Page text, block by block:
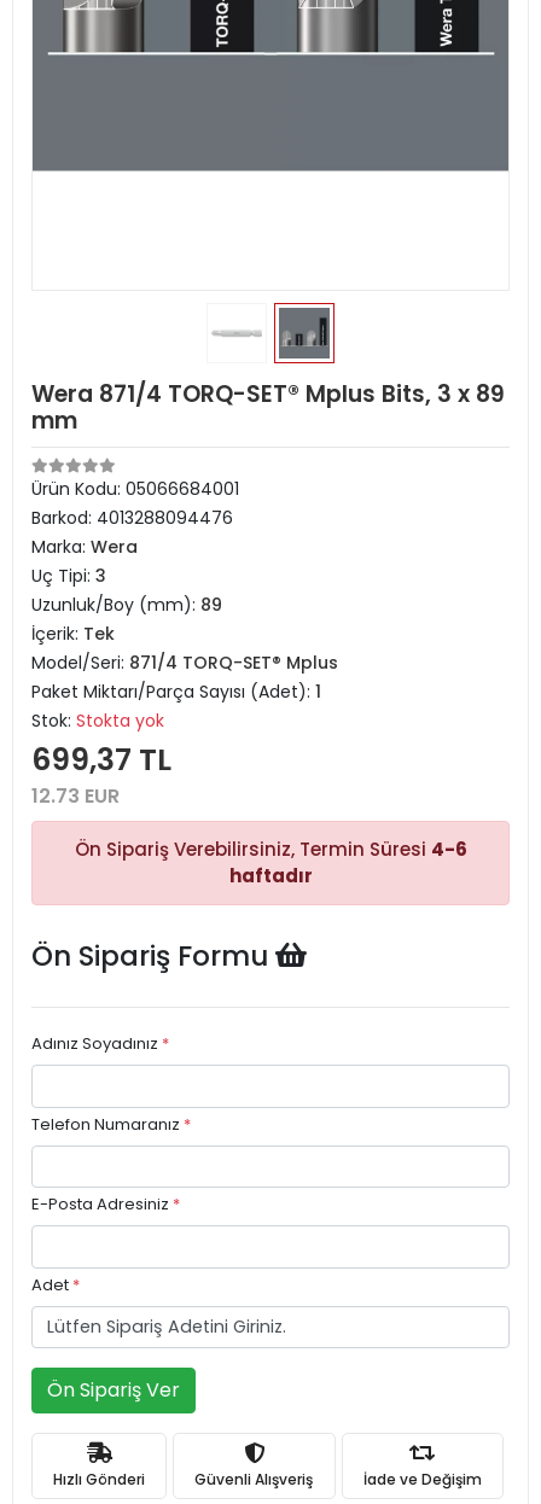
Wera 871/4 TORQ-SET® Mplus Bits, 3 x 89
mm
Ürün Kodu: 05066684001
Barkod: 4013288094476
Marka: Wera
Uç Tipi: 3
Uzunluk/Boy (mm): 89
İçerik: Tek
Model/Seri: 871/4 TORQ-SET® Mplus
Paket Miktarı/Parça Sayısı (Adet): 1
Stok: Stokta yok
699,37 TL
12.73 EUR
Ön Sipariş Verebilirsiniz, Termin Süresi 4-6
haftadır
Ön Sipariş Formu
Adınız Soyadınız *
Telefon Numaranız *
E-Posta Adresiniz *
Adet *
Ön Sipariş Ver
Hızlı Gönderi Güvenli Alışveriş İade ve Değişim